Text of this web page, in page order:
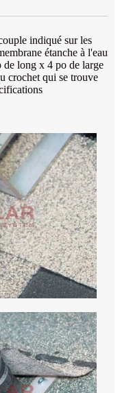
indiqué sur les
étanche à l'eau
de long x 4 po de large
crochet qui se trouve